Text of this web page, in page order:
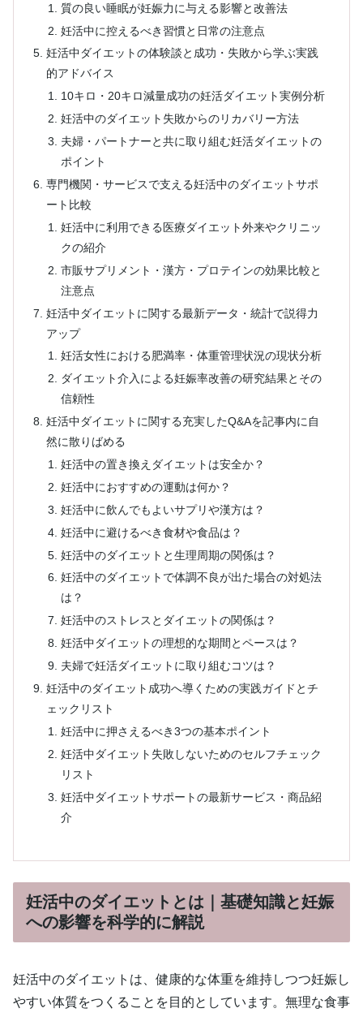
質の良い睡眠が妊娠力に与える影響と改善法
妊活中に控えるべき習慣と日常の注意点
妊活中ダイエットの体験談と成功・失敗から学ぶ実践
的アドバイス
10キロ・20キロ減量成功の妊活ダイエット実例分析
妊活中のダイエット失敗からのリカバリー方法
夫婦・パートナーと共に取り組む妊活ダイエットの
ポイント
専門機関・サービスで支える妊活中のダイエットサポ
ート比較
妊活中に利用できる医療ダイエット外来やクリニッ
クの紹介
市販サプリメント・漢方・プロテインの効果比較と
注意点
妊活中ダイエットに関する最新データ・統計で説得力
アップ
妊活女性における肥満率・体重管理状況の現状分析
ダイエット介入による妊娠率改善の研究結果とその
信頼性
妊活中ダイエットに関する充実したQ&Aを記事内に自
然に散りばめる
妊活中の置き換えダイエットは安全か？
妊活中におすすめの運動は何か？
妊活中に飲んでもよいサプリや漢方は？
妊活中に避けるべき食材や食品は？
妊活中のダイエットと生理周期の関係は？
妊活中のダイエットで体調不良が出た場合の対処法
は？
妊活中のストレスとダイエットの関係は？
妊活中ダイエットの理想的な期間とペースは？
夫婦で妊活ダイエットに取り組むコツは？
妊活中のダイエット成功へ導くための実践ガイドとチ
ェックリスト
妊活中に押さえるべき3つの基本ポイント
妊活中ダイエット失敗しないためのセルフチェック
リスト
妊活中ダイエットサポートの最新サービス・商品紹
介
妊活中のダイエットとは｜基礎知識と妊娠
への影響を科学的に解説
妊活中のダイエットは、健康的な体重を維持しつつ妊娠し
やすい体質をつくることを目的としています。無理な食事